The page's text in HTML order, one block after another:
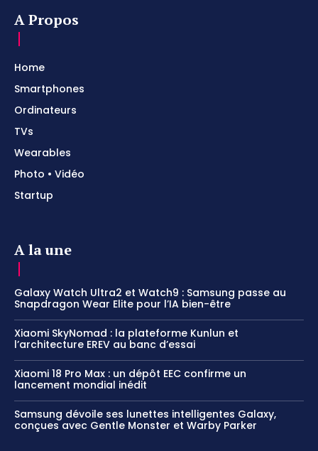
A Propos
Home
Smartphones
Ordinateurs
TVs
Wearables
Photo • Vidéo
Startup
A la une
Galaxy Watch Ultra2 et Watch9 : Samsung passe au
Snapdragon Wear Elite pour l’IA bien-être
Xiaomi SkyNomad : la plateforme Kunlun et
l’architecture EREV au banc d’essai
Xiaomi 18 Pro Max : un dépôt EEC confirme un
lancement mondial inédit
Samsung dévoile ses lunettes intelligentes Galaxy,
conçues avec Gentle Monster et Warby Parker